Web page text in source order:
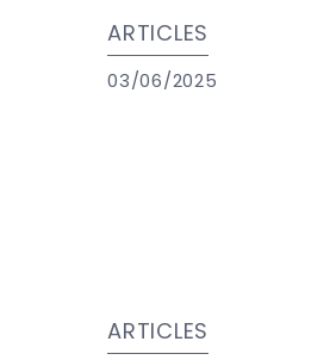
ARTICLES
03/06/2025
ARTICLES